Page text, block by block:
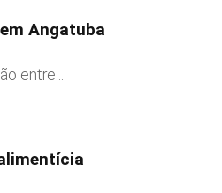
Angatuba
entre...